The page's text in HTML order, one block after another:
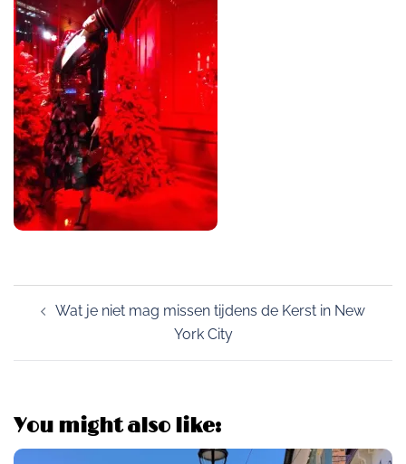
Post
navigation
Wat je niet mag missen tijdens de Kerst in New
York City
You might also like: